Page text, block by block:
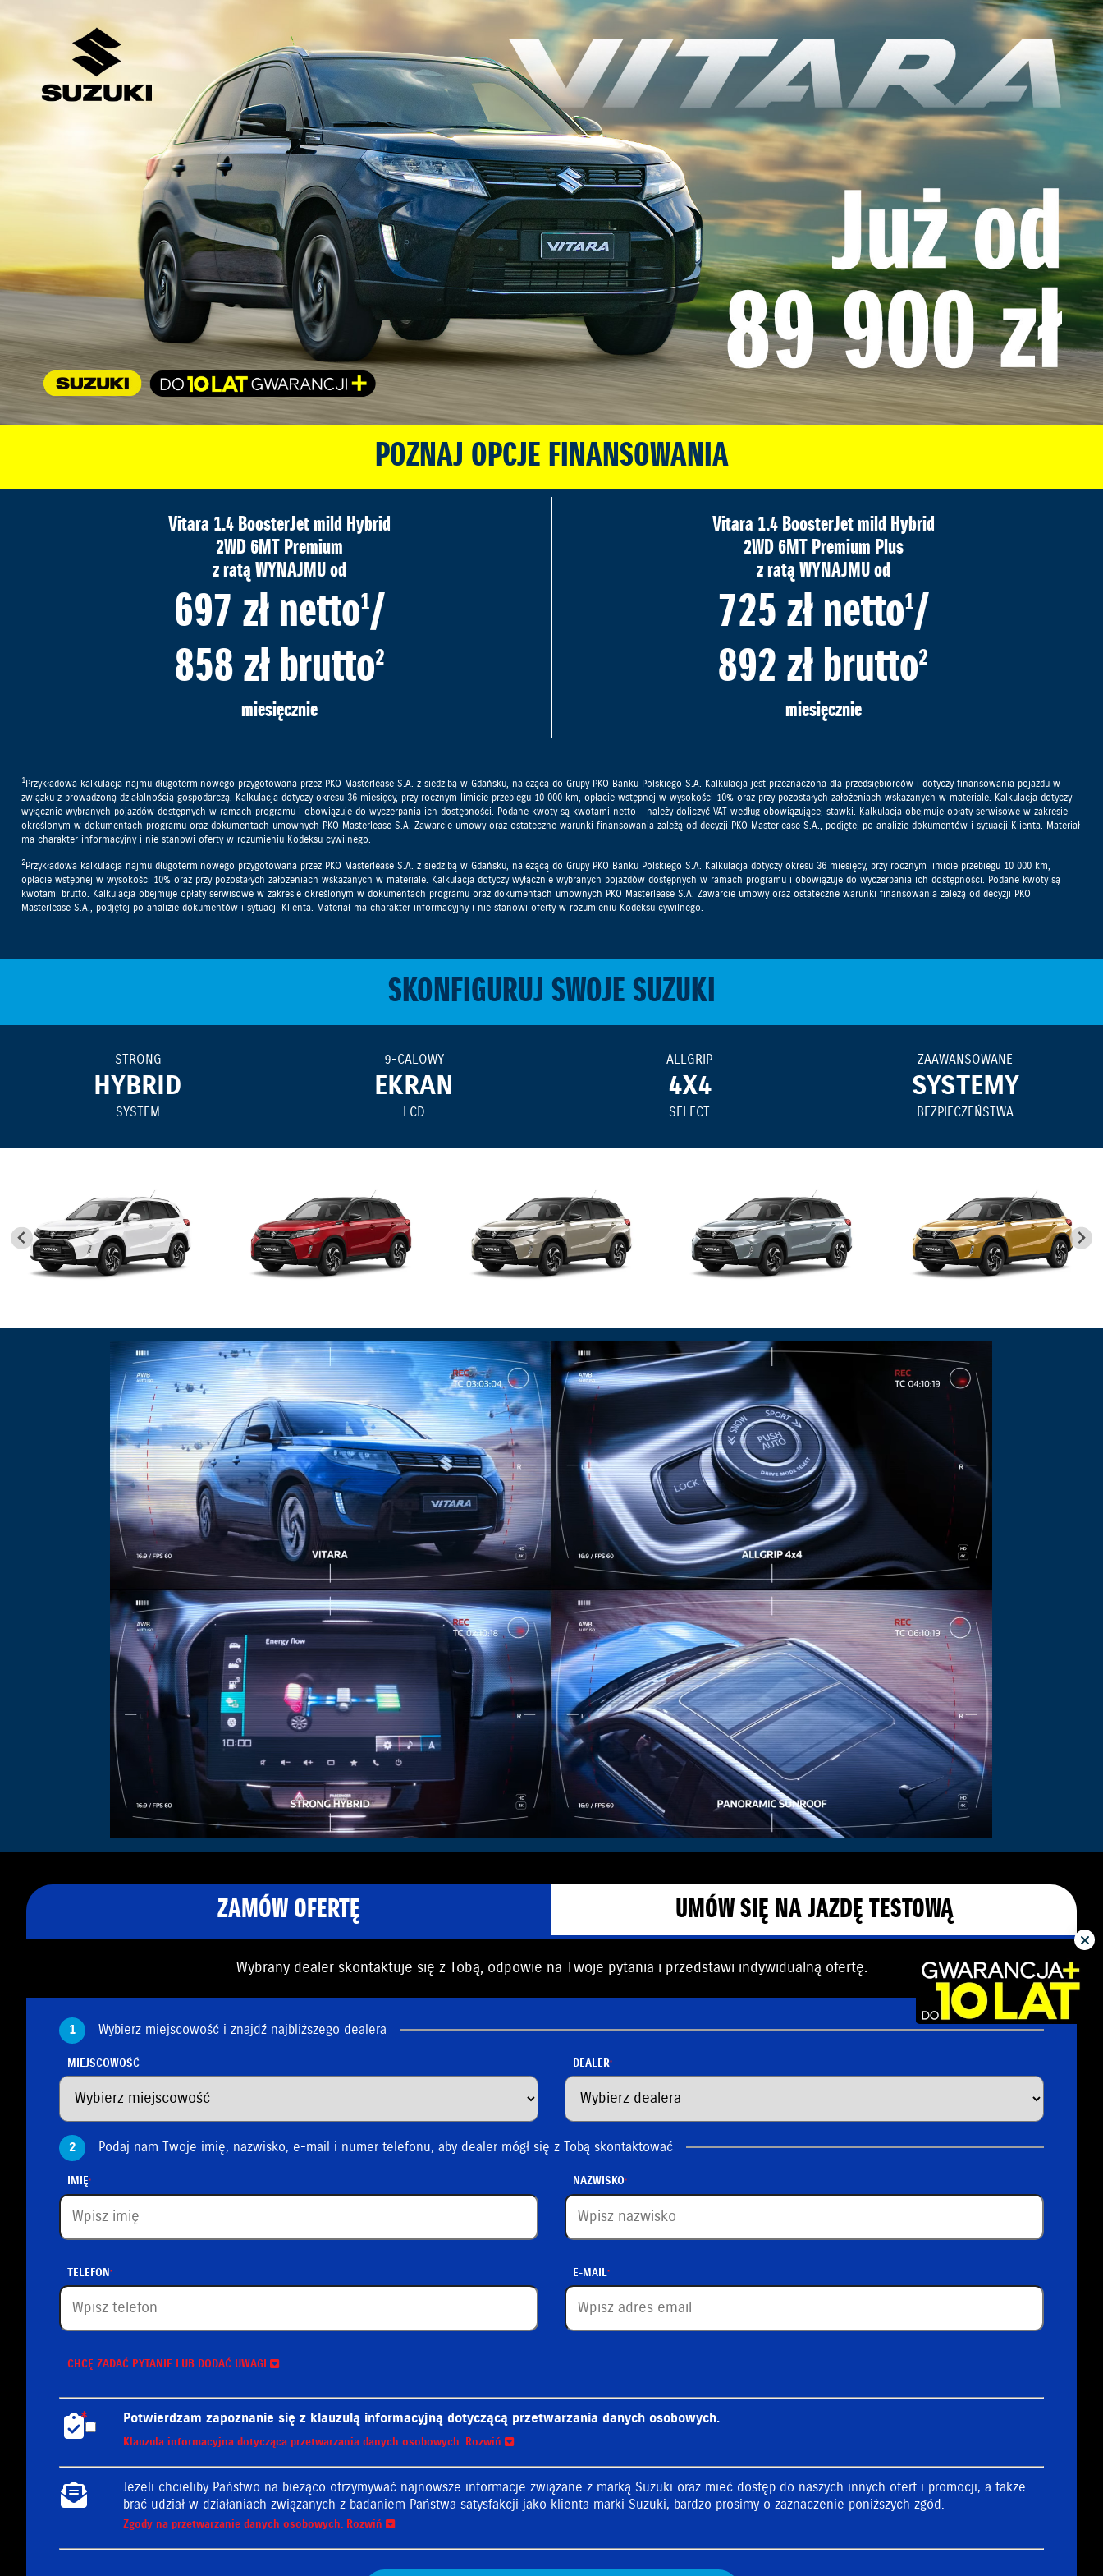
POZNAJ OPCJE FINANSOWANIA
Vitara 1.4 BoosterJet mild Hybrid
2WD 6MT Premium
z ratą WYNAJMU od
697 zł netto1/
858 zł brutto2
miesięcznie
Vitara 1.4 BoosterJet mild Hybrid
2WD 6MT Premium Plus
z ratą WYNAJMU od
725 zł netto1/
892 zł brutto2
miesięcznie
1Przykładowa kalkulacja najmu długoterminowego przygotowana przez PKO Masterlease S.A. z siedzibą w Gdańsku, należącą do Grupy PKO Banku Polskiego S.A. Kalkulacja jest przeznaczona dla przedsiębiorców i dotyczy finansowania pojazdu w
związku z prowadzoną działalnością gospodarczą. Kalkulacja dotyczy okresu 36 miesięcy, przy rocznym limicie przebiegu 10 000 km, opłacie wstępnej w wysokości 10% oraz przy pozostałych założeniach wskazanych w materiale. Kalkulacja dotyczy
wyłącznie wybranych pojazdów dostępnych w ramach programu i obowiązuje do wyczerpania ich dostępności. Podane kwoty są kwotami netto - należy doliczyć VAT według obowiązującej stawki. Kalkulacja obejmuje opłaty serwisowe w zakresie
określonym w dokumentach programu oraz dokumentach umownych PKO Masterlease S.A. Zawarcie umowy oraz ostateczne warunki finansowania zależą od decyzji PKO Masterlease S.A., podjętej po analizie dokumentów i sytuacji Klienta. Materiał
ma charakter informacyjny i nie stanowi oferty w rozumieniu Kodeksu cywilnego.
2Przykładowa kalkulacja najmu długoterminowego przygotowana przez PKO Masterlease S.A. z siedzibą w Gdańsku, należącą do Grupy PKO Banku Polskiego S.A. Kalkulacja dotyczy okresu 36 miesięcy, przy rocznym limicie przebiegu 10 000 km,
opłacie wstępnej w wysokości 10% oraz przy pozostałych założeniach wskazanych w materiale. Kalkulacja dotyczy wyłącznie wybranych pojazdów dostępnych w ramach programu i obowiązuje do wyczerpania ich dostępności. Podane kwoty są
kwotami brutto. Kalkulacja obejmuje opłaty serwisowe w zakresie określonym w dokumentach programu oraz dokumentach umownych PKO Masterlease S.A. Zawarcie umowy oraz ostateczne warunki finansowania zależą od decyzji PKO
Masterlease S.A., podjętej po analizie dokumentów i sytuacji Klienta. Materiał ma charakter informacyjny i nie stanowi oferty w rozumieniu Kodeksu cywilnego.
SKONFIGURUJ SWOJE SUZUKI
STRONG
HYBRID
SYSTEM
9-CALOWY
EKRAN
LCD
ALLGRIP
4X4
SELECT
ZAAWANSOWANE
SYSTEMY
BEZPIECZEŃSTWA
ZAMÓW OFERTĘ UMÓW SIĘ NA JAZDĘ TESTOWĄ
Wybrany dealer skontaktuje się z Tobą, odpowie na Twoje pytania i przedstawi indywidualną ofertę.
1 Wybierz miejscowość i znajdź najbliższego dealera
MIEJSCOWOŚĆ DEALER
2 Podaj nam Twoje imię, nazwisko, e-mail i numer telefonu, aby dealer mógł się z Tobą skontaktować
IMIĘ NAZWISKO
TELEFON E-MAIL
CHCĘ ZADAĆ PYTANIE LUB DODAĆ UWAGI
Potwierdzam zapoznanie się z klauzulą informacyjną dotyczącą przetwarzania danych osobowych.
Klauzula informacyjna dotycząca przetwarzania danych osobowych. Rozwiń
Klauzula informacyjna dotycząca przetwarzania danych osobowych
Administratorem podanych przez Państwa danych osobowych jest Suzuki Motor Poland Sp. z o.o. z siedzibą w Warszawie przy ul. Połczyńskiej 10 (tel. 22 329 41 00) 01-378 Warszawa,
5240307031, kapitał zakładowy 21 000 000 zł („SMP”).
Jeżeli chcieliby Państwo na bieżąco otrzymywać najnowsze informacje związane z marką Suzuki oraz mieć dostęp do naszych innych ofert i promocji, a także
brać udział w działaniach związanych z badaniem Państwa satysfakcji jako klienta marki Suzuki, bardzo prosimy o zaznaczenie poniższych zgód.
Zgody na przetwarzanie danych osobowych. Rozwiń